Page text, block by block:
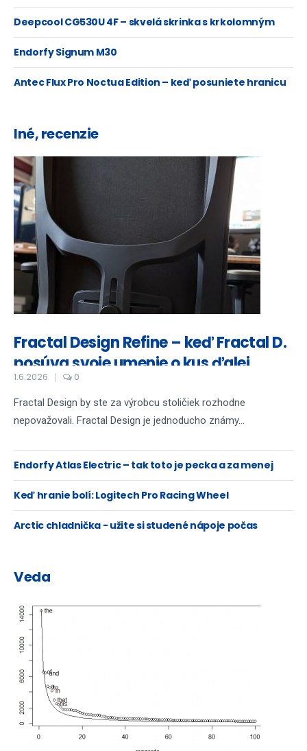
Deepcool CG530U 4F – skvelá skrinka s krkolomným
názvom...
Endorfy Signum M30
Antec Flux Pro Noctua Edition – keď posuniete hranicu
Iné, recenzie
Fractal Design Refine – keď Fractal D.
posúva svoje umenie o kus ďalej
1.6.2026 0
Fractal Design by ste za výrobcu stoličiek rozhodne
nepovažovali. Fractal Design je jednoducho známy...
Endorfy Atlas Electric – tak toto je pecka a za menej
ako 400 Eur!
Keď hranie bolí: Logitech Pro Racing Wheel
Arctic chladnička - užite si studené nápoje počas
Veda